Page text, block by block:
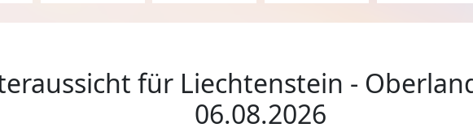
für Liechtenstein -
06.08.2026